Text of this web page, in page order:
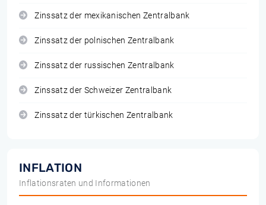
Zinssatz der mexikanischen Zentralbank
Zinssatz der polnischen Zentralbank
Zinssatz der russischen Zentralbank
Zinssatz der Schweizer Zentralbank
Zinssatz der türkischen Zentralbank
INFLATION
Inflationsraten und Informationen